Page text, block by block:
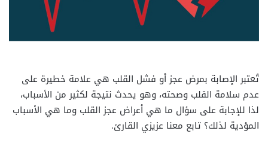
تُعتبر الإصابة بمرض عجز أو فشل القلب هي علامة خطيرة على
عدم سلامة القلب وصحته، وهو يحدث نتيجة لكثير من الأسباب،
لذا للإجابة على سؤال ما هي أعراض عجز القلب وما هي الأسباب
المؤدية لذلك؟ تابع معنا عزيزي القارئ.